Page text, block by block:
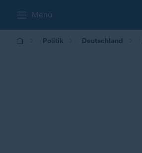
Menü
Politik Deutschland